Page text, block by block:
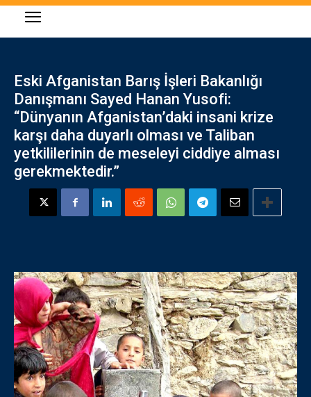
Eski Afganistan Barış İşleri Bakanlığı
Danışmanı Sayed Hanan Yusofi:
“Dünyanın Afganistan’daki insani krize
karşı daha duyarlı olması ve Taliban
yetkililerinin de meseleyi ciddiye alması
gerekmektedir.”